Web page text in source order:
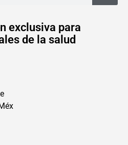
exclusiva para
de la salud